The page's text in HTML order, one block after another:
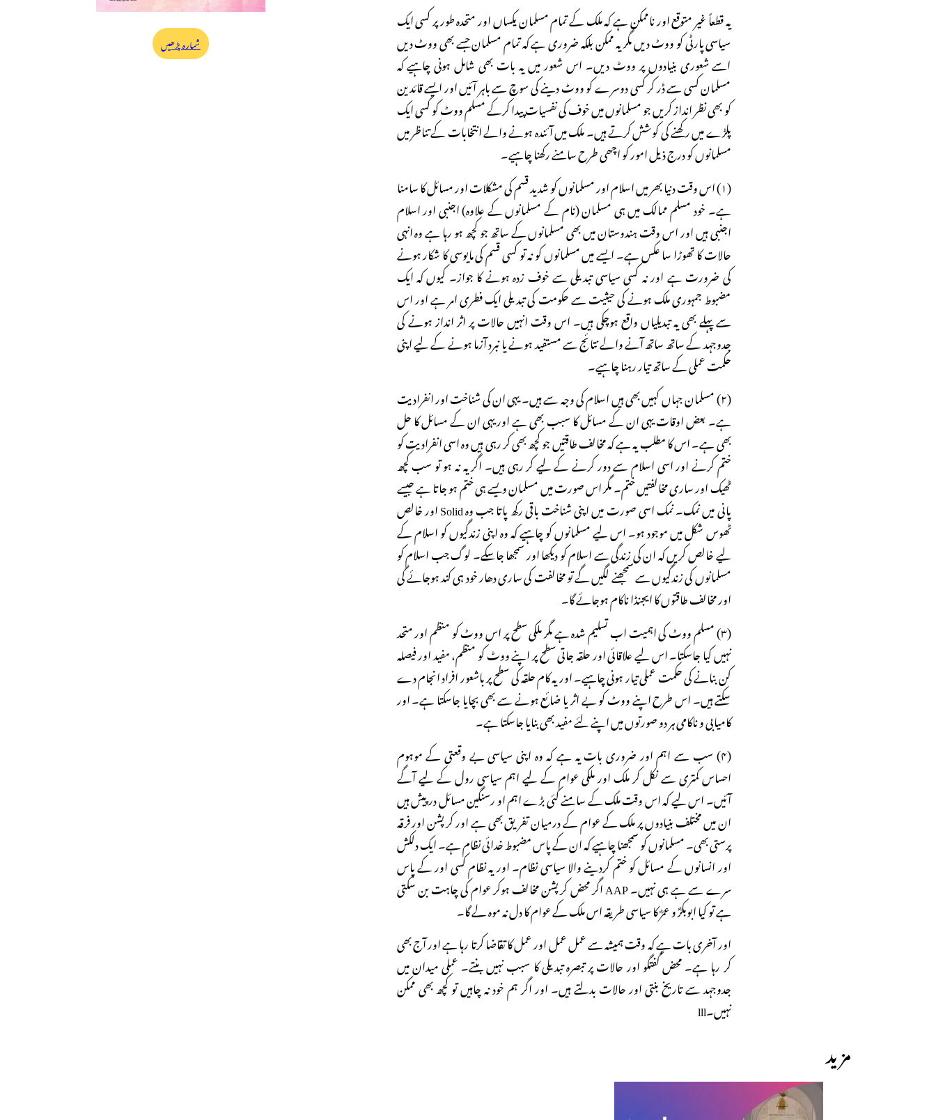
یہ قطعاً غیر متوقع اور ناممکن ہے کہ ملک کے تمام مسلمان یکساں اور متحدہ طور پر کسی ایک
سیاسی پارٹی کو ووٹ دیں مگر یہ ممکن بلکہ ضروری ہے کہ تمام مسلمان جسے بھی ووٹ دیں
اسے شعوری بنیادوں پر ووٹ دیں۔ اس شعور میں یہ بات بھی شامل ہونی چاہیے کہ
مسلمان کسی سے ڈر کر کسی دوسرے کو ووٹ دینے کی سوچ سے باہر آئیں اور ایسے قائدین
کو بھی نظر انداز کریں جو مسلمانوں میں خوف کی نفسیات پیدا کرکے مسلم ووٹ کو کسی ایک
پلڑے میں رکھنے کی کوشش کرتے ہیں۔ ملک میں آئندہ ہونے والے انتخابات کے تناظر میں
مسلمانوں کو درج ذیل امور کو اچھی طرح سامنے رکھنا چاہیے۔
(۱) اس وقت دنیا بھر میں اسلام اور مسلمانوں کو شدید قسم کی مشکلات اور مسائل کا سامنا
ہے۔ خود مسلم ممالک میں ہی مسلمان (نام کے مسلمانوں کے علاوہ) اجنبی اور اسلام
اجنبی ہیں اور اس وقت ہندوستان میں بھی مسلمانوں کے ساتھ جو کچھ ہو رہا ہے وہ انہی
حالات کا تھوڑا سا عکس ہے۔ ایسے میں مسلمانوں کو نہ تو کسی قسم کی مایوسی کا شکار ہونے
کی ضرورت ہے اور نہ کسی سیاسی تبدیلی سے خوف زدہ ہونے کا جواز۔ کیوں کہ ایک
مضبوط جمہوری ملک ہونے کی حیثیت سے حکومت کی تبدیلی ایک فطری امر ہے اور اس
سے پہلے بھی یہ تبدیلیاں واقع ہوچکی ہیں۔ اس وقت انہیں حالات پر اثر انداز ہونے کی
جدوجہد کے ساتھ ساتھ آنے والے نتائج سے مستفید ہونے یا نبرد آزما ہونے کے لیے اپنی
حکمت عملی کے ساتھ تیار رہنا چاہیے۔
(۲) مسلمان جہاں کہیں بھی ہیں اسلام کی وجہ سے ہیں۔ یہی ان کی شناخت اور انفرادیت
ہے۔ بعض اوقات یہی ان کے مسائل کا سبب بھی ہے اوریہی ان کے مسائل کا حل
بھی ہے۔ اس کا مطلب یہ ہے کہ مخالف طاقتیں جو کچھ بھی کر رہی ہیں وہ اسی انفرادیت کو
ختم کرنے اور اسی اسلام سے دور کرنے کے لیے کر رہی ہیں۔ اگر یہ نہ ہو تو سب کچھ
ٹھیک اور ساری مخالفتیں ختم۔ مگر اس صورت میں مسلمان ویسے ہی ختم ہو جاتا ہے جیسے
پانی میں نمک۔ نمک اسی صورت میں اپنی شناخت باقی رکھ پاتا جب وہ Solid اور خالص
ٹھوس شکل میں موجود ہو۔ اس لیے مسلمانوں کو چاہیے کہ وہ اپنی زندگیوں کو اسلام کے
لیے خالص کریں کہ ان کی زندگی سے اسلام کو دیکھا اور سمجھا جاسکے۔ لوگ جب اسلام کو
مسلمانوں کی زندگیوں سے سمجھنے لگیں گے تو مخالفت کی ساری دھار خود ہی کند ہوجائے گی
اور مخالف طاقتوں کا ایجنڈا ناکام ہوجائے گا۔
(۳) مسلم ووٹ کی اہمیت اب تسلیم شدہ ہے مگر ملکی سطح پر اس ووٹ کو منظم اور متحد
نہیں کیا جاسکتا۔ اس لیے علاقائی اور حلقہ جاتی سطح پر اپنے ووٹ کو منظم، مفید اور فیصلہ
کن بنانے کی حکمت عملی تیار ہونی چاہیے۔ اور یہ کام حلقہ کی سطح پر باشعور افراد انجام دے
سکتے ہیں۔ اس طرح اپنے ووٹ کو بے اثر یا ضائع ہونے سے بھی بچایا جاسکتا ہے۔ اور
کامیابی و ناکامی ہر دو صورتوں میں اپنے لئے مفید بھی بنایا جاسکتا ہے۔
(۴) سب سے اہم اور ضروری بات یہ ہے کہ وہ اپنی سیاسی بے وقعتی کے موہوم
احساس کمتری سے نکل کر ملک اور ملکی عوام کے لیے اہم سیاسی رول کے لیے آگے
آئیں۔ اس لیے کہ اس وقت ملک کے سامنے کئی بڑے اہم او رسنگین مسائل در پیش ہیں
ان میں مختلف بنیادوں پر ملک کے عوام کے درمیان تفریق بھی ہے اور کرپشن اور فرقہ
پرستی بھی۔ مسلمانوں کو سمجھنا چاہیے کہ ان کے پاس مضبوط خدائی نظام ہے۔ ایک دلکش
اور انسانوں کے مسائل کو ختم کردینے والا سیاسی نظام۔ اور یہ نظام کسی اور کے پاس
سرے سے ہے ہی نہیں۔ AAP اگر محض کرپشن مخالف ہوکر عوام کی چاہت بن سکتی
ہے تو کیا ابوبکرؓ و عمرؓ کا سیاسی طریقہ اس ملک کے عوام کا دل نہ موہ لے گا۔
اور آخری بات ہے کہ وقت ہمیشہ سے عمل عمل اور عمل کا تقاضا کرتا رہا ہے اور آج بھی
کر رہا ہے۔ محض گفتگو اور حالات پر تبصرہ تبدیلی کا سبب نہیں بنتے۔ عملی میدان میں
جدوجہد سے تاریخ بنتی اور حالات بدلتے ہیں۔ اور اگر ہم خود نہ چاہیں تو کچھ بھی ممکن
نہیں۔lll
مزید
شمارہ پڑھیں